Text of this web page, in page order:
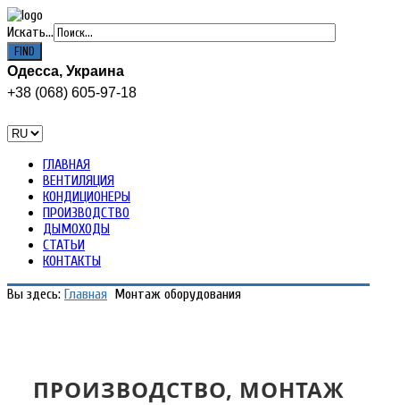
Искать...
Одесса, Украина
+38 (068) 605-97-18
ГЛАВНАЯ
ВЕНТИЛЯЦИЯ
КОНДИЦИОНЕРЫ
ПРОИЗВОДСТВО
ДЫМОХОДЫ
СТАТЬИ
КОНТАКТЫ
Вы здесь: Главная Монтаж оборудования
ПРОИЗВОДСТВО, МОНТАЖ